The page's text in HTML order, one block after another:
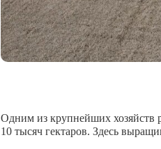
Одним из крупнейших хозяйств
10 тысяч гектаров. Здесь